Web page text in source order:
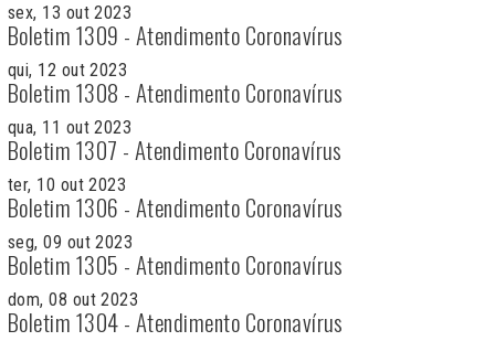
sex, 13 out 2023
Boletim 1309 - Atendimento Coronavírus
qui, 12 out 2023
Boletim 1308 - Atendimento Coronavírus
qua, 11 out 2023
Boletim 1307 - Atendimento Coronavírus
ter, 10 out 2023
Boletim 1306 - Atendimento Coronavírus
seg, 09 out 2023
Boletim 1305 - Atendimento Coronavírus
dom, 08 out 2023
Boletim 1304 - Atendimento Coronavírus